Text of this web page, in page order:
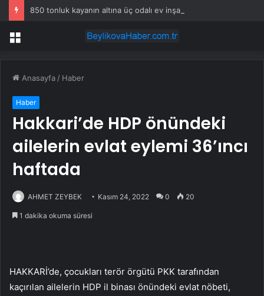
850 tonluk kayanın altına üç odalı ev inşa etti
Menü
Anasayfa / Haber
Haber
Hakkari’de HDP önündeki
ailelerin evlat eylemi 36’ıncı
haftada
AHMET ZEYBEK Kasım 24, 2022 0 20
1 dakika okuma süresi
HAKKARİ’de, çocukları terör örgütü PKK tarafından
kaçırılan ailelerin HDP il binası önündeki evlat nöbeti,